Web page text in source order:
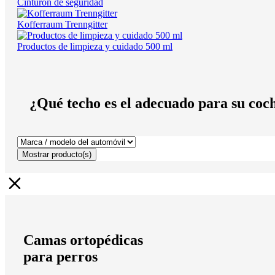
Kofferraum Trenngitter
Productos de limpieza y cuidado 500 ml
¿Qué techo es el adecuado para su
Mostrar producto(s)
Camas ortopédicas
para perros